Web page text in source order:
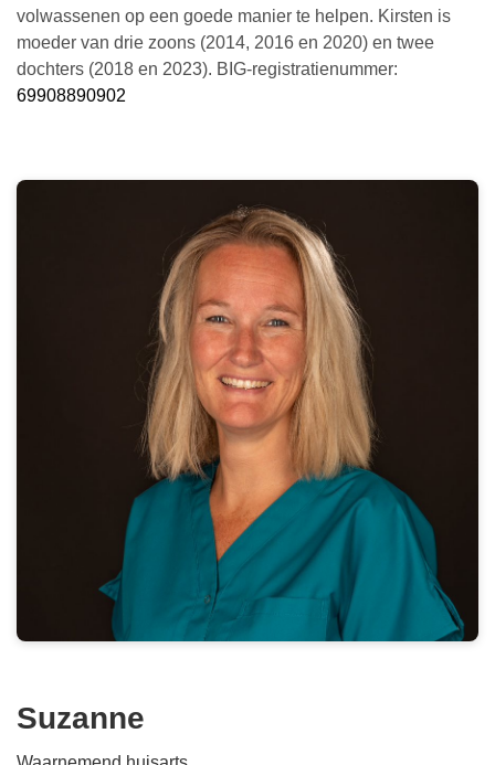
volwassenen op een goede manier te helpen. Kirsten is
moeder van drie zoons (2014, 2016 en 2020) en twee
dochters (2018 en 2023). BIG-registratienummer:
69908890902
Suzanne